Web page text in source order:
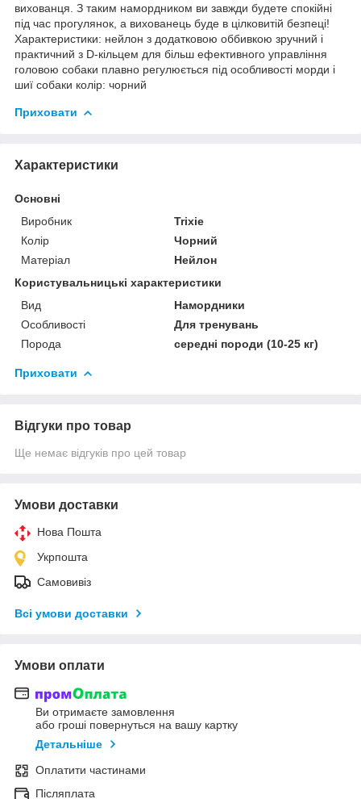
вихованця. З таким намордником ви завжди будете спокійні
під час прогулянок, а вихованець буде в цілковитій безпеці!
Характеристики: нейлон з додатковою оббивкою зручний і
практичний з D-кільцем для більш ефективного управління
головою собаки плавно регулюється під особливості морди і
шиї собаки колір: чорний
Приховати
Характеристики
Основні
Виробник
Trixie
Колір
Чорний
Матеріал
Нейлон
Користувальницькі характеристики
Вид
Намордники
Особливості
Для тренувань
Порода
середні породи (10-25 кг)
Приховати
Відгуки про товар
Ще немає відгуків про цей товар
Умови доставки
Нова Пошта
Укрпошта
Самовивіз
Всі умови доставки
Умови оплати
Ви отримаєте замовлення
або гроші повернуться на вашу картку
Детальніше
Оплатити частинами
Післяплата